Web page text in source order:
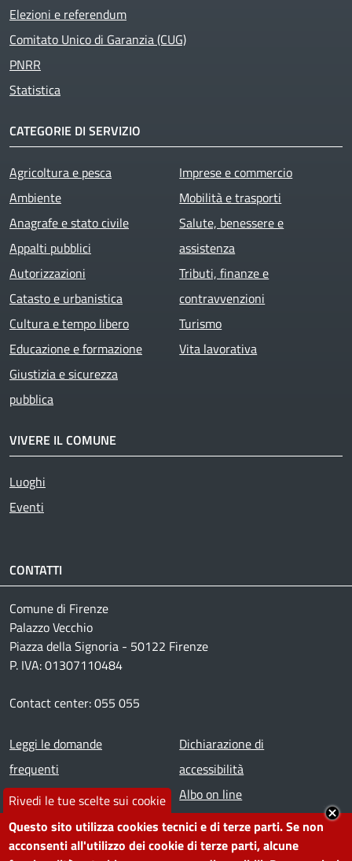
Rivedi le tue scelte sui cookie
Questo sito utilizza cookies tecnici e di terze parti. Se non
acconsenti all'utilizzo dei cookie di terze parti, alcune
Elezioni e referendum
Comitato Unico di Garanzia (CUG)
PNRR
Statistica
CATEGORIE DI SERVIZIO
Agricoltura e pesca
Ambiente
Anagrafe e stato civile
Appalti pubblici
Autorizzazioni
Catasto e urbanistica
Cultura e tempo libero
Educazione e formazione
Giustizia e sicurezza
pubblica
Imprese e commercio
Mobilità e trasporti
Salute, benessere e
assistenza
Tributi, finanze e
contravvenzioni
Turismo
Vita lavorativa
VIVERE IL COMUNE
Luoghi
Eventi
CONTATTI
Comune di Firenze
Palazzo Vecchio
Piazza della Signoria - 50122 Firenze
P. IVA: 01307110484
Contact center: 055 055
Footer menu
Leggi le domande
frequenti
Prenota appuntamento
Segnala disservizio
Amministrazione
Dichiarazione di
accessibilità
Albo on line
Redazione web
Piano di miglioramento dei